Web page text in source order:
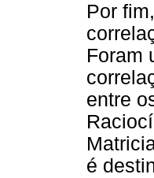
Por
Foram
entre
é